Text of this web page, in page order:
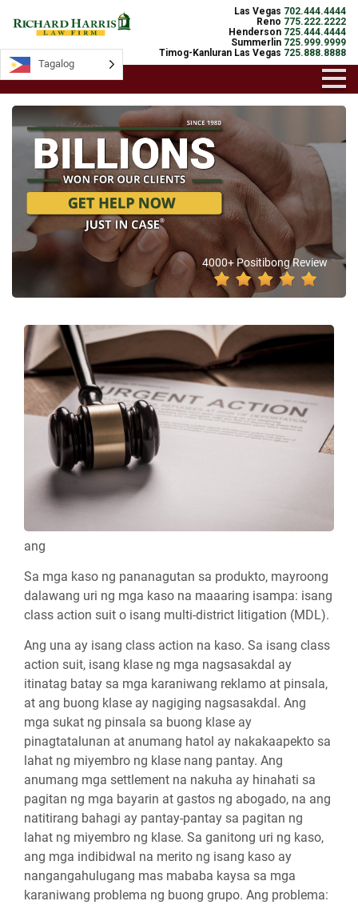
Las Vegas 702.444.4444
Reno 775.222.2222
Henderson 725.444.4444
Summerlin 725.999.9999
Timog-Kanluran Las Vegas 725.888.8888
4000+ Positibong Review
ang
Sa mga kaso ng pananagutan sa produkto, mayroong
dalawang uri ng mga kaso na maaaring isampa: isang
class action suit o isang multi-district litigation (MDL).
Ang una ay isang class action na kaso. Sa isang class
action suit, isang klase ng mga nagsasakdal ay
itinatag batay sa mga karaniwang reklamo at pinsala,
at ang buong klase ay nagiging nagsasakdal. Ang
mga sukat ng pinsala sa buong klase ay
pinagtatalunan at anumang hatol ay nakakaapekto sa
lahat ng miyembro ng klase nang pantay. Ang
anumang mga settlement na nakuha ay hinahati sa
pagitan ng mga bayarin at gastos ng abogado, na ang
natitirang bahagi ay pantay-pantay sa pagitan ng
lahat ng miyembro ng klase. Sa ganitong uri ng kaso,
ang mga indibidwal na merito ng isang kaso ay
nangangahulugang mas mababa kaysa sa mga
karaniwang problema ng buong grupo. Ang problema:
Tagalog